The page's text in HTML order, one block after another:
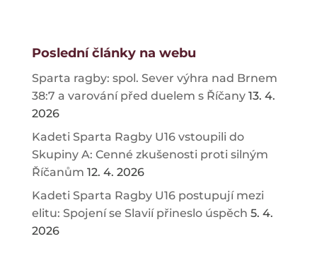
Poslední články na webu
Sparta ragby: spol. Sever výhra nad Brnem
38:7 a varování před duelem s Říčany 13. 4.
2026
Kadeti Sparta Ragby U16 vstoupili do
Skupiny A: Cenné zkušenosti proti silným
Říčanům 12. 4. 2026
Kadeti Sparta Ragby U16 postupují mezi
elitu: Spojení se Slavií přineslo úspěch 5. 4.
2026